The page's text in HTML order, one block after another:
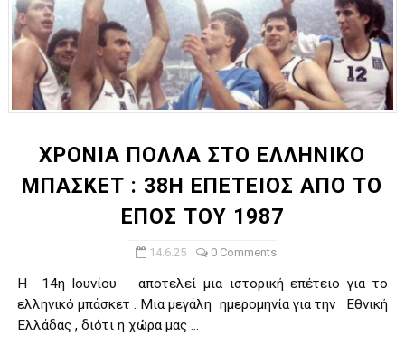
ΧΡΟΝΙΑ ΠΟΛΛΑ ΣΤΟ ΕΛΛΗΝΙΚΟ
ΜΠΑΣΚΕΤ : 38Η ΕΠΕΤΕΙΟΣ ΑΠΟ ΤΟ
ΕΠΟΣ ΤΟΥ 1987
14.6.25 0 Comments
Η 14η Ιουνίου αποτελεί μια ιστορική επέτειο για το
ελληνικό μπάσκετ . Μια μεγάλη ημερομηνία για την Εθνική
Ελλάδας , διότι η χώρα μας ...